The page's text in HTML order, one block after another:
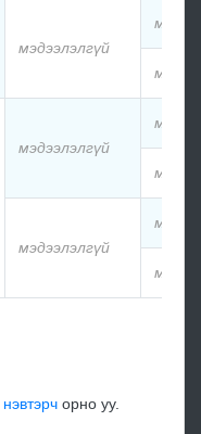
мэдээлэлгүй
мэдээлэлгүй
мэдээлэлгүй
нэвтэрч орно уу.